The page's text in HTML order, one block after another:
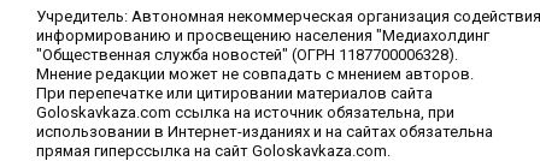
Учредитель: Автономная некоммерческая организация содействия
информированию и просвещению населения "Медиахолдинг
"Общественная служба новостей" (ОГРН 1187700006328).
Мнение редакции может не совпадать с мнением авторов.
При перепечатке или цитировании материалов сайта
Goloskavkaza.com ссылка на источник обязательна, при
использовании в Интернет-изданиях и на сайтах обязательна
прямая гиперссылка на сайт Goloskavkaza.com.